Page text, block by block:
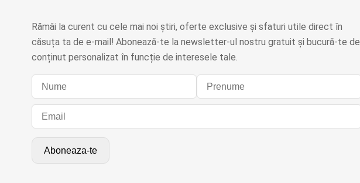
Rămâi la curent cu cele mai noi știri, oferte exclusive și sfaturi utile direct în
căsuța ta de e-mail! Abonează-te la newsletter-ul nostru gratuit și bucură-te de
conținut personalizat în funcție de interesele tale.